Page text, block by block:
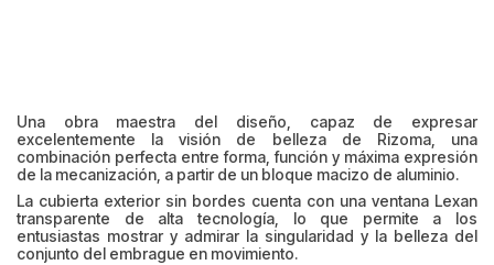
Una obra maestra del diseño, capaz de expresar
excelentemente la visión de belleza de Rizoma, una
combinación perfecta entre forma, función y máxima expresión
de la mecanización, a partir de un bloque macizo de aluminio.
La cubierta exterior sin bordes cuenta con una ventana Lexan
transparente de alta tecnología, lo que permite a los
entusiastas mostrar y admirar la singularidad y la belleza del
conjunto del embrague en movimiento.